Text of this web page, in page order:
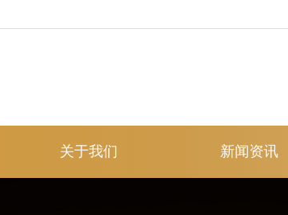
关于我们 新闻资讯